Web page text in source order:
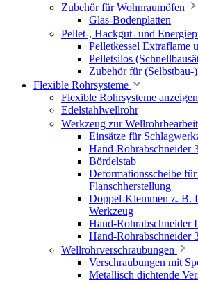
Zubehör für Wohnraumöfen
Glas-Bodenplatten
Pellet-, Hackgut- und
Pelletkessel Extraflame
Pelletsilos
Zubehör für (Selbstbau-
Flexible Rohrsysteme
Flexible Rohrsysteme anzeigen
Edelstahlwellrohr
Werkzeug zur
Einsätze für
Hand-Rohrabschneider
Bördelstab
Deformationsscheibe
Flanschherstellung
Doppel-Klemmen z. B.
Werkzeug
Hand-Rohrabschneider
Hand-Rohrabschneider
Wellrohrverschraubungen
Verschraubungen mit
Metallisch dichtende